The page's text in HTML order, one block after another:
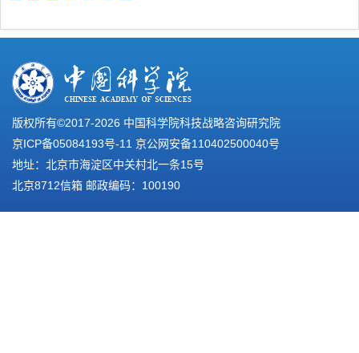
版权所有©2017-2026 中国科学院科技战略咨询研究院
京ICP备05084193号-11 京公网安备110402500040号
地址：北京市海淀区中关村北一条15号
北京8712信箱 邮政编码：100190